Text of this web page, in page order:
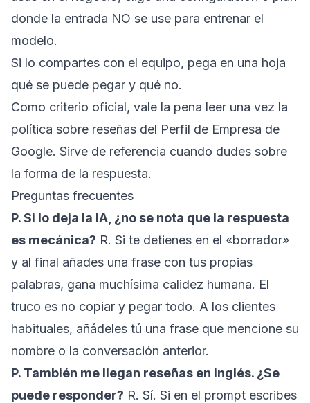
donde la entrada NO se use para entrenar el
modelo.
Si lo compartes con el equipo, pega en una hoja
qué se puede pegar y qué no.
Como criterio oficial, vale la pena leer una vez la
política sobre reseñas del Perfil de Empresa de
Google. Sirve de referencia cuando dudes sobre
la forma de la respuesta.
Preguntas frecuentes
P. Si lo deja la IA, ¿no se nota que la respuesta
es mecánica? R. Si te detienes en el «borrador»
y al final añades una frase con tus propias
palabras, gana muchísima calidez humana. El
truco es no copiar y pegar todo. A los clientes
habituales, añádeles tú una frase que mencione su
nombre o la conversación anterior.
P. También me llegan reseñas en inglés. ¿Se
puede responder? R. Sí. Si en el prompt escribes